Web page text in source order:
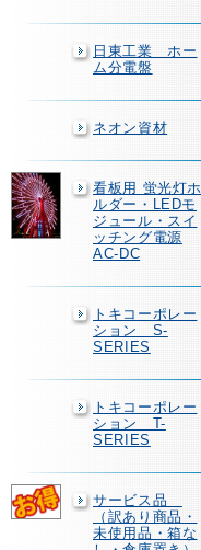
日東工業 ホー
ム分電盤
ネオン資材
看板用 蛍光灯ホ
ルダー・LEDモ
ジュール・スイ
ッチング電源
AC-DC
トキコーポレー
ション S-
SERIES
トキコーポレー
ション T-
SERIES
サービス品
（訳あり商品・
未使用品・箱な